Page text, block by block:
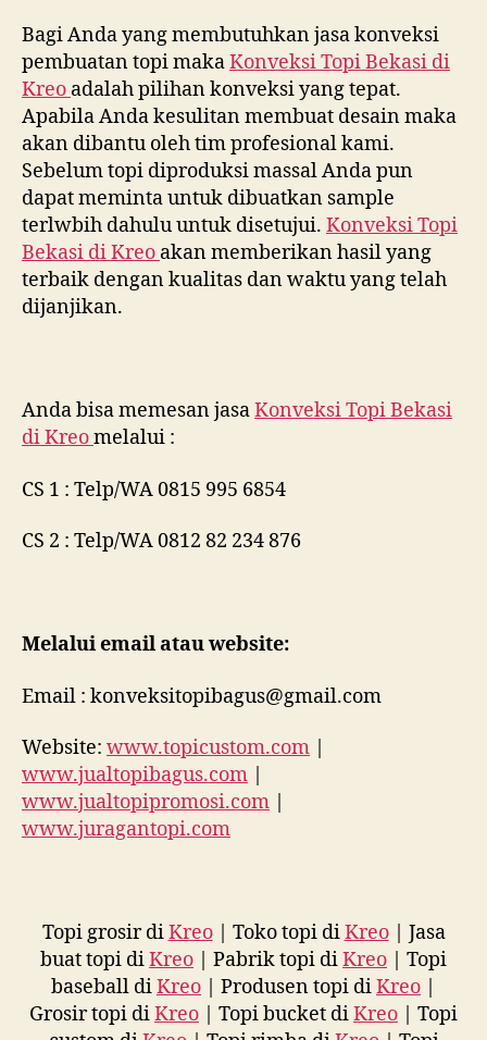
Bagi Anda yang membutuhkan jasa konveksi
pembuatan topi makaKonveksi Topi Bekasi di
Kreo adalah pilihan konveksi yang tepat.
Apabila Anda kesulitan membuat desain maka
akan dibantu oleh tim profesional kami.
Sebelum topi diproduksi massal Anda pun
dapat meminta untuk dibuatkan sample
terlwbih dahulu untuk disetujui. Konveksi Topi
Bekasi diKreo akan memberikan hasil yang
terbaik dengan kualitas dan waktu yang telah
dijanjikan.
Anda bisa memesan jasaKonveksi Topi Bekasi
diKreomelalui :
CS 1 : Telp/WA 0815 995 6854
CS 2 : Telp/WA 0812 82 234 876
Melalui email atau website:
Email : konveksitopibagus@gmail.com
Website: www.topicustom.com
www.jualtopibagus.com
www.jualtopipromosi.com
www.juragantopi.com
Topi grosir diKreo| Toko topi diKreo| Jasa
buat topi diKreo | Pabrik topi diKreo | Topi
baseball diKreo | Produsen topi diKreo
Grosir topi diKreo | Topi bucket diKreo | Topi